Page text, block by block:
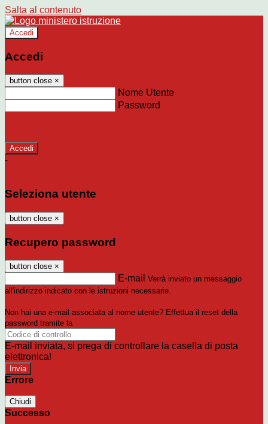
Salta al contenuto
Accedi
Accedi
button close ×
Nome Utente
Password
-
Seleziona utente
button close ×
Recupero password
button close ×
E-mail Verrà inviato un messaggio
all'indirizzo indicato con le istruzioni necessarie.
Non hai una e-mail associata al nome utente? Effettua il reset della
password tramite la
E-mail inviata, si prega di controllare la casella di posta
elettronica!
Errore
Chiudi
Successo